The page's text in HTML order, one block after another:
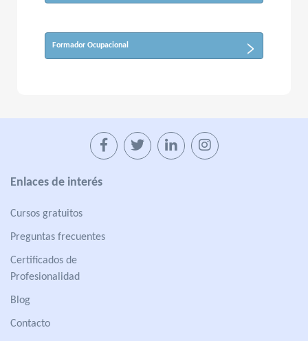
Formador Ocupacional
Enlaces de interés
Cursos gratuitos
Preguntas frecuentes
Certificados de
Profesionalidad
Blog
Contacto